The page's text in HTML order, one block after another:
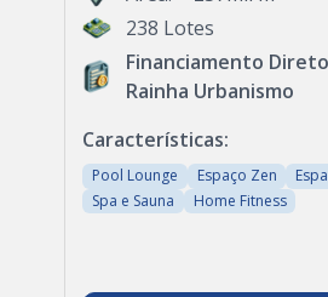
238 Lotes
Financiamento
Rainha Urbanismo
Características:
Pool Lounge Espaço Zen
Spa e Sauna
Home Fitness